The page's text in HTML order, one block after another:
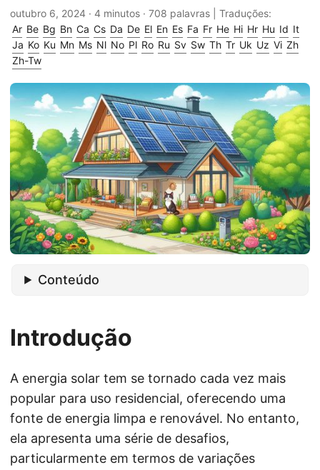
outubro 6, 2024 · 4 minutos · 708 palavras | Traduções:
Ar Be Bg Bn Ca Cs Da De El En Es Fa Fr He Hi Hr Hu Id It
Ja Ko Ku Mn Ms Nl No Pl Ro Ru Sv Sw Th Tr Uk Uz Vi Zh
Zh-Tw
Conteúdo
Introdução
A energia solar tem se tornado cada vez mais
popular para uso residencial, oferecendo uma
fonte de energia limpa e renovável. No entanto,
ela apresenta uma série de desafios,
particularmente em termos de variações